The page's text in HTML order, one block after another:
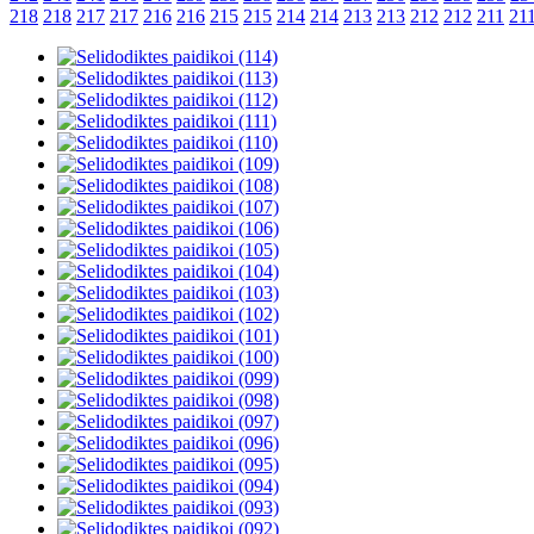
218 218 217 217 216 216 215 215 214 214 213 213 212 212 211 211